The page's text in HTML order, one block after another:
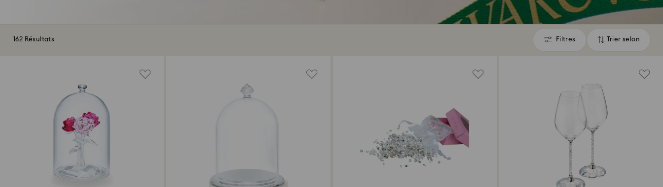
162 Résultats Filtres
Filtres Trier selon
Trier